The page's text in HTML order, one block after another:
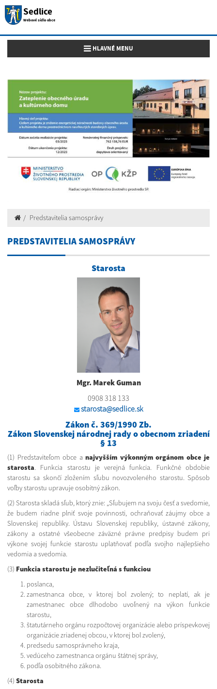
Sedlice
Webové sídlo obce
Toggle navigation
HLAVNÉ MENU
Predstavitelia samosprávy
PREDSTAVITELIA SAMOSPRÁVY
Starosta
Mgr. Marek Guman
0908 318 133
starosta@sedlice.sk
Zákon č. 369/1990 Zb.
Zákon Slovenskej národnej rady o obecnom zriadení
§ 13
(1) Predstaviteľom obce a najvyšším výkonným orgánom obce je
starosta. Funkcia starostu je verejná funkcia. Funkčné obdobie
starostu sa skončí zložením sľubu novozvoleného starostu. Spôsob
voľby starostu upravuje osobitný zákon.
(2) Starosta skladá sľub, ktorý znie: „Sľubujem na svoju česť a svedomie,
že budem riadne plniť svoje povinnosti, ochraňovať záujmy obce a
Slovenskej republiky. Ústavu Slovenskej republiky, ústavné zákony,
zákony a ostatné všeobecne záväzné právne predpisy budem pri
výkone svojej funkcie starostu uplatňovať podľa svojho najlepšieho
vedomia a svedomia.
(3) Funkcia starostu je nezlučiteľná s funkciou
poslanca,
zamestnanca obce, v ktorej bol zvolený; to neplatí, ak je
zamestnanec obce dlhodobo uvoľnený na výkon funkcie
starostu,
štatutárneho orgánu rozpočtovej organizácie alebo príspevkovej
organizácie zriadenej obcou, v ktorej bol zvolený,
predsedu samosprávneho kraja,
vedúceho zamestnanca orgánu štátnej správy,
podľa osobitného zákona.
(4) Starosta